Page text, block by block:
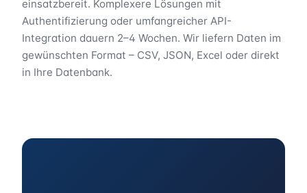
einsatzbereit. Komplexere Lösungen mit
Authentifizierung oder umfangreicher API-
Integration dauern 2–4 Wochen. Wir liefern Daten im
gewünschten Format – CSV, JSON, Excel oder direkt
in Ihre Datenbank.